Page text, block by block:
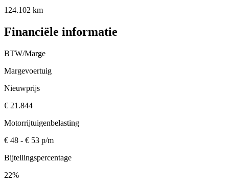
124.102 km
Financiële informatie
BTW/Marge
Margevoertuig
Nieuwprijs
€ 21.844
Motorrijtuigenbelasting
€ 48 - € 53 p/m
Bijtellingspercentage
22%